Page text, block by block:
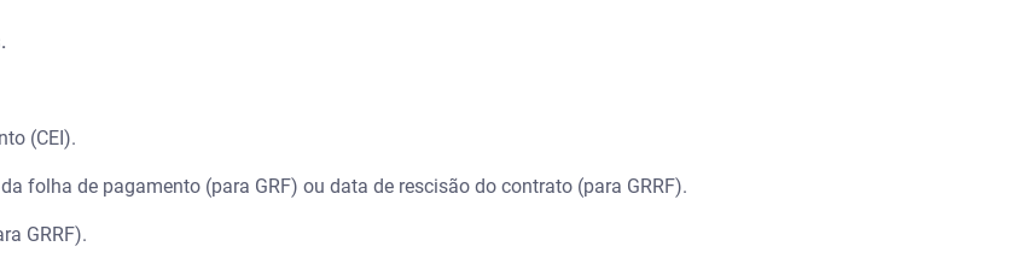
(CEI).
folha de pagamento (para GRF) ou data de rescisão do contrato (para GRRF).
GRRF).